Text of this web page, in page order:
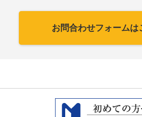
お問合わせフォームは